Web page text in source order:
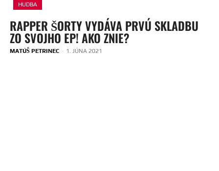
HUDBA
RAPPER ŠORTY VYDÁVA PRVÚ SKLADBU
ZO SVOJHO EP! AKO ZNIE?
MATÚŠ PETRINEC - 1. JÚNA 2021